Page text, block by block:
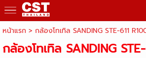
หน้าแรก > กล้องโทเทิล SANDING STE-611
กล้องโทเทิล SANDING